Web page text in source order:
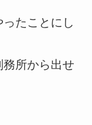
たことにし
所から出せ